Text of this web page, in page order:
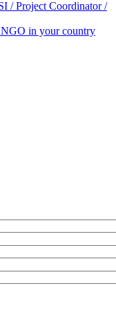
/ Project Coordinator /
in your country